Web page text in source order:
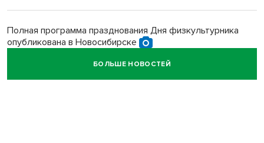
Полная программа празднования Дня физкультурника
опубликована в Новосибирске
БОЛЬШЕ НОВОСТЕЙ